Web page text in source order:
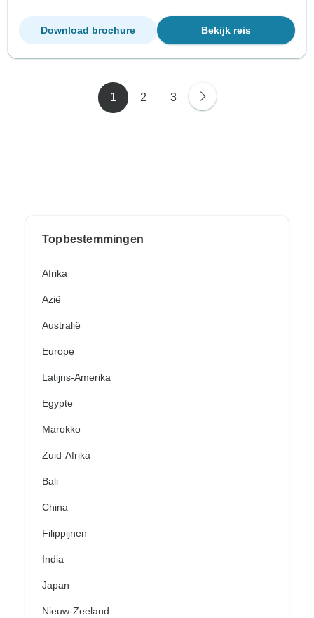
Bekijk reis
Download brochure
1 2 3
Topbestemmingen
Afrika
Azië
Australië
Europe
Latijns-Amerika
Egypte
Marokko
Zuid-Afrika
Bali
China
Filippijnen
India
Japan
Nieuw-Zeeland